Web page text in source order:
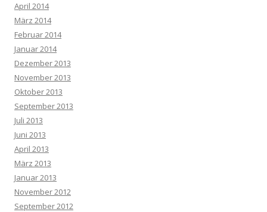
April 2014
März 2014
Februar 2014
Januar 2014
Dezember 2013
November 2013
Oktober 2013
September 2013
Juli 2013
Juni 2013
April 2013
März 2013
Januar 2013
November 2012
September 2012